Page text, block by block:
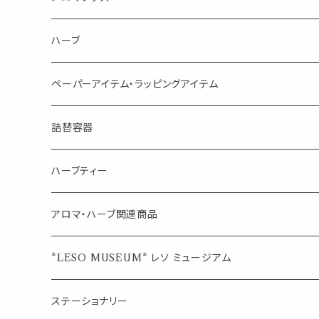
体感-4℃ !? 薄荷をブレンドしたアロマスプレー
AroMachi アロマチ 町の香り
Mask&Pillow Aroma
シングル
ブレンド
キャリアオイル
エッセンシャルオイル
ディフューザー
ハーブ
サシェ・香り袋
ハーブティー
シングル
ブレンド
キャンディー
ペーパーアイテム・ラッピングアイテム
シーリングワックス シール
ペーパークリップ
ウェルカムボード・装飾
席札クリップ
プチギフト
詰替容器
ロールオンボトル
スプレーボトル
スポイトボトル
精油用ボトル
ハーブティー
ブレンド
ジュエル オブ ビューティー
美人さんのハーブティー
シングル
アロマ・ハーブ関連商品
エッセンシャルオイル
シングル
クラフト器材・道具
*LESO MUSEUM* レソ ミュージアム
ステーショナリー